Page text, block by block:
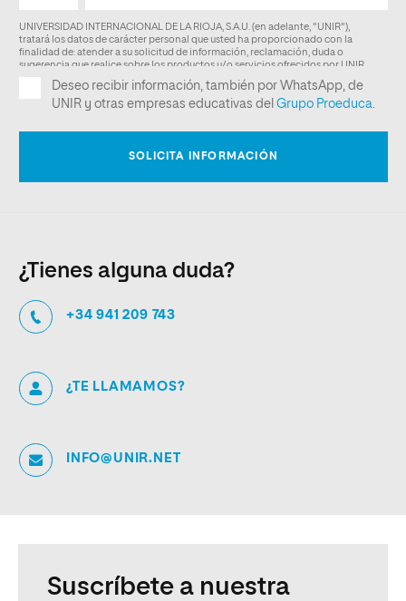
¿Tienes alguna duda?
+34 941 209 743
¿TE LLAMAMOS?
INFO@UNIR.NET
Suscríbete a nuestra